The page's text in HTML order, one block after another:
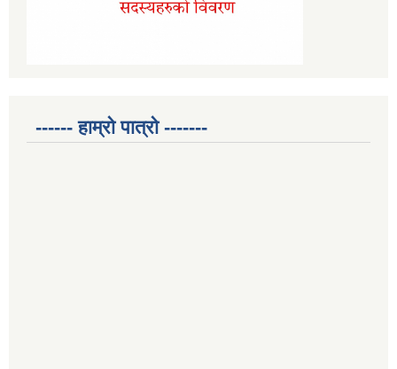
------ हाम्रो पात्रो -------